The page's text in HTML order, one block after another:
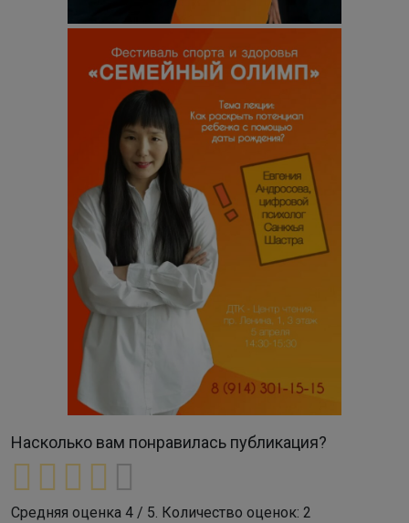
Насколько вам понравилась публикация?
Средняя оценка 4 / 5. Количество оценок: 2